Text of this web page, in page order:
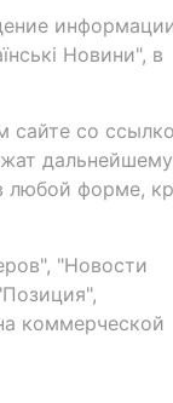
Новини", в
сайте со
дальнейшему
любой форме,
"Новости
коммерческой